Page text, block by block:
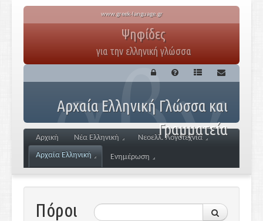
www.greek-language.gr
Ψηφίδες
για την ελληνική γλώσσα
Αρχαία Ελληνική Γλώσσα και
Γραμματεία
Αρχική Νέα Ελληνική
Νεοελλ. Λογοτεχνία
Αρχαία Ελληνική
Ενημέρωση
Πόροι